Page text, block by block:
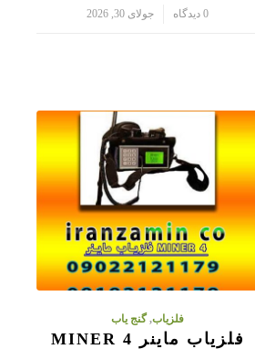
0 دیدگاه جولای 30, 2026
فلزیاب,گنج یاب
فلزیاب ماینر MINER 4